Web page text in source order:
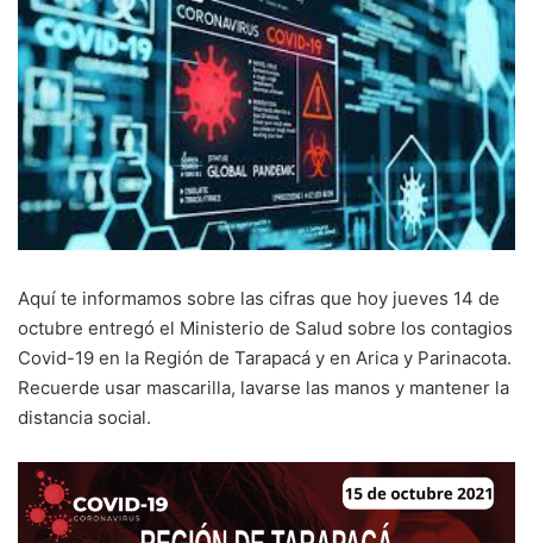
Aquí te informamos sobre las cifras que hoy jueves 14 de
octubre entregó el Ministerio de Salud sobre los contagios
Covid-19 en la Región de Tarapacá y en Arica y Parinacota.
Recuerde usar mascarilla, lavarse las manos y mantener la
distancia social.